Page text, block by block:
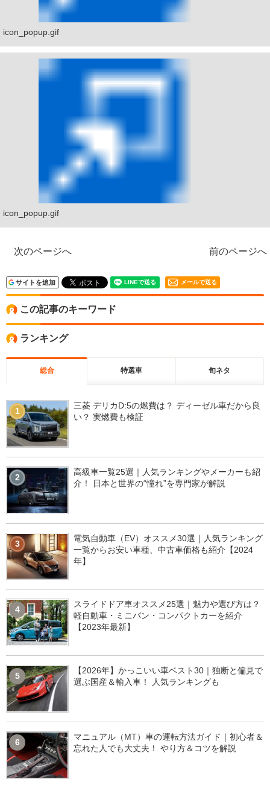
icon_popup.gif
icon_popup.gif
次のページへ 前のページへ
サイトを追加 メールで送る
この記事のキーワード
ランキング
総合 特選車 旬ネタ
1
三菱 デリカD:5の燃費は？ ディーゼル車だから良
い？ 実燃費も検証
2
高級車一覧25選｜人気ランキングやメーカーも紹
介！ 日本と世界の“憧れ”を専門家が解説
3
電気自動車（EV）オススメ30選｜人気ランキング
一覧からお安い車種、中古車価格も紹介【2024
年】
4
スライドドア車オススメ25選｜魅力や選び方は？
軽自動車・ミニバン・コンパクトカーを紹介
【2023年最新】
5
【2026年】かっこいい車ベスト30｜独断と偏見で
選ぶ国産＆輸入車！ 人気ランキングも
6
マニュアル（MT）車の運転方法ガイド｜初心者＆
忘れた人でも大丈夫！ やり方＆コツを解説